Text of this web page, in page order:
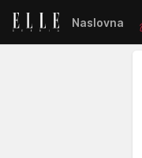
Naslovna